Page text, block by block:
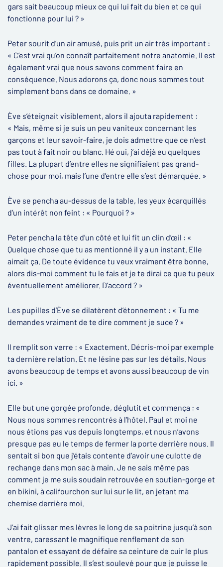
gars sait beaucoup mieux ce qui lui fait du bien et ce qui
fonctionne pour lui ? »
Peter sourit d’un air amusé, puis prit un air très important :
« C’est vrai qu’on connaît parfaitement notre anatomie. Il est
également vrai que nous savons comment faire en
conséquence. Nous adorons ça, donc nous sommes tout
simplement bons dans ce domaine. »
Ève s’éteignait visiblement, alors il ajouta rapidement :
« Mais, même si je suis un peu vaniteux concernant les
garçons et leur savoir-faire, je dois admettre que ce n’est
pas tout à fait noir ou blanc. Hé oui, j’ai déjà eu quelques
filles. La plupart d’entre elles ne signifiaient pas grand-
chose pour moi, mais l’une d’entre elle s’est démarquée. »
Ève se pencha au-dessus de la table, les yeux écarquillés
d’un intérêt non feint : « Pourquoi ? »
Peter pencha la tête d’un côté et lui fit un clin d’œil : «
Quelque chose que tu as mentionné il y a un instant. Elle
aimait ça. De toute évidence tu veux vraiment être bonne,
alors dis-moi comment tu le fais et je te dirai ce que tu peux
éventuellement améliorer. D’accord ? »
Les pupilles d’Ève se dilatèrent d’étonnement : « Tu me
demandes vraiment de te dire comment je suce ? »
Il remplit son verre : « Exactement. Décris-moi par exemple
ta dernière relation. Et ne lésine pas sur les détails. Nous
avons beaucoup de temps et avons aussi beaucoup de vin
ici. »
Elle but une gorgée profonde, déglutit et commença : «
Nous nous sommes rencontrés à l’hôtel. Paul et moi ne
nous étions pas vus depuis longtemps, et nous n’avons
presque pas eu le temps de fermer la porte derrière nous. Il
sentait si bon que j’étais contente d’avoir une culotte de
rechange dans mon sac à main. Je ne sais même pas
comment je me suis soudain retrouvée en soutien-gorge et
en bikini, à califourchon sur lui sur le lit, en jetant ma
chemise derrière moi.
J’ai fait glisser mes lèvres le long de sa poitrine jusqu’à son
ventre, caressant le magnifique renflement de son
pantalon et essayant de défaire sa ceinture de cuir le plus
rapidement possible. Il s’est soulevé pour que je puisse le